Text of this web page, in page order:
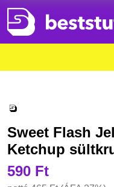
Sweet Flash
Ketchup
590 Ft